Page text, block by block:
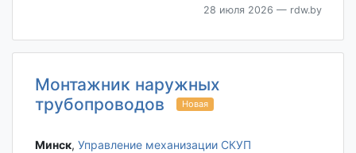
28 июля 2026 — rdw.by
Монтажник наружных
трубопроводов
Новая
Минск‎, Управление механизации СКУП